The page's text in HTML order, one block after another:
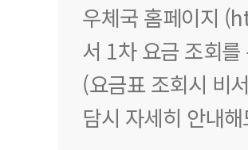
우체국 홈페이지
서 1차 요금 조회
(요금표 조회시 비
담시 자세히 안내